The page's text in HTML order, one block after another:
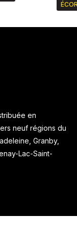
en
neuf régions du
Granby,
Lac-Saint-